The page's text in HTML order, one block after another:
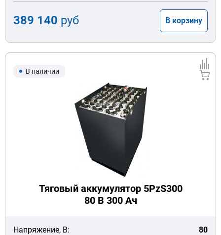
389 140 руб В корзину
В наличии
Тяговый аккумулятор 5PzS300
80 В 300 Ач
Напряжение, В:
80